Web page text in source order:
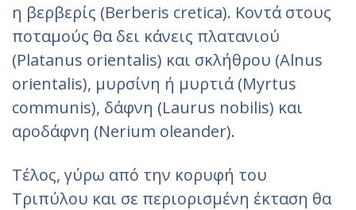
η βερβερίς (Berberis cretica). Κοντά στους
ποταμούς θα δει κάνεις πλατανιού
(Platanus orientalis) και σκλήθρου (Alnus
orientalis), μυρσίνη ή μυρτιά (Myrtus
communis), δάφνη (Laurus nobilis) και
αροδάφνη (Nerium oleander).
Τέλος, γύρω από την κορυφή του
Τριπύλου και σε περιορισμένη έκταση θα